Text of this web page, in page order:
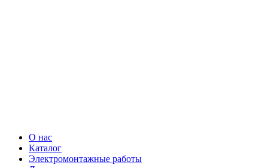
О нас
Каталог
Электромонтажные работы